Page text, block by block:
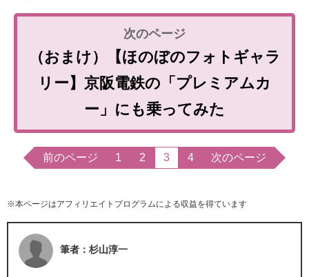
（おまけ）【ほのぼのフォトギャラ
リー】京阪電鉄の「プレミアムカ
ー」にも乗ってみた
前のページ 1 2 3 4 次のページ
※本ページはアフィリエイトプログラムによる収益を得ています
筆者：杉山淳一